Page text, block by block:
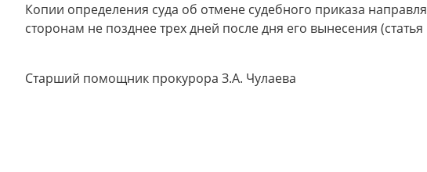
Копии определения суда об отмене судебного приказа
сторонам не позднее трех дней после дня его вынесения
Старший помощник прокурора З.А. Чулаева